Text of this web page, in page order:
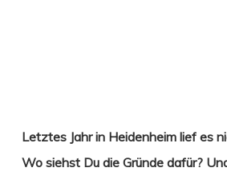
Letztes Jahr in Heidenheim lief es
Wo siehst Du die Gründe dafür?